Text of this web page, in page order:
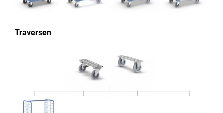
Traversen